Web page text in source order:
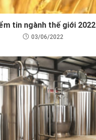
tin ngành thế giới 2022
03/06/2022